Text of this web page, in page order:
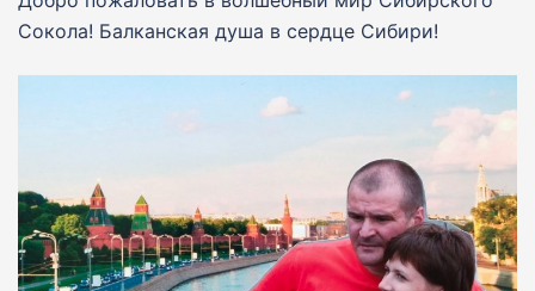
Сокола! Балканская душа в сердце Сибири!